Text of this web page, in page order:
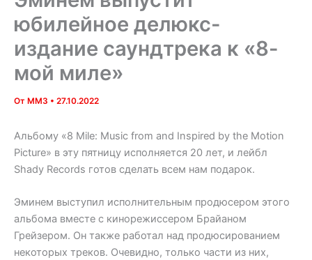
юбилейное делюкс-
издание саундтрека к «8-
мой миле»
От MM3 • 27.10.2022
Альбому «8 Mile: Music from and Inspired by the Motion
Picture» в эту пятницу исполняется 20 лет, и лейбл
Shady Records готов сделать всем нам подарок.
Эминем выступил исполнительным продюсером этого
альбома вместе с кинорежиссером Брайаном
Грейзером. Он также работал над продюсированием
некоторых треков. Очевидно, только части из них,